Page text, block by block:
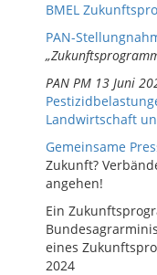
BMEL
PAN-
PAN PM 13 Juni
Landwirtschaft
Gemeinsame
Zukunft?
angehen!
Ein
eines
2024